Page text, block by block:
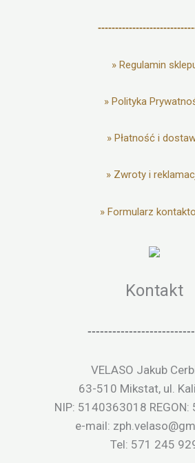
» Regulamin
» Polityka
» Płatność i
» Zwroty i
» Formularz
Kontakt
VELASO Jakub
63-510 Mikstat, ul.
NIP: 5140363018
e-mail:
Tel: 571 245